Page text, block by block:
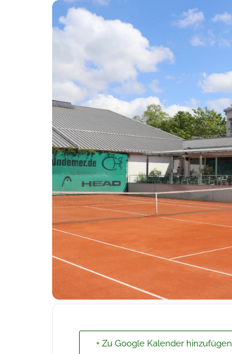
+ Zu Google Kalender hinzufügen